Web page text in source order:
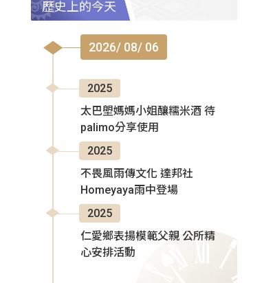
歷史上的今天
2026/ 08/ 06
2025
太巴塱媽媽小姐釀糯米酒 待
palimo分享使用
2025
不畏風雨傳文化 達邦社
Homeyaya雨中登場
2025
仁愛鄉表揚模範父親 公所精
心安排活動